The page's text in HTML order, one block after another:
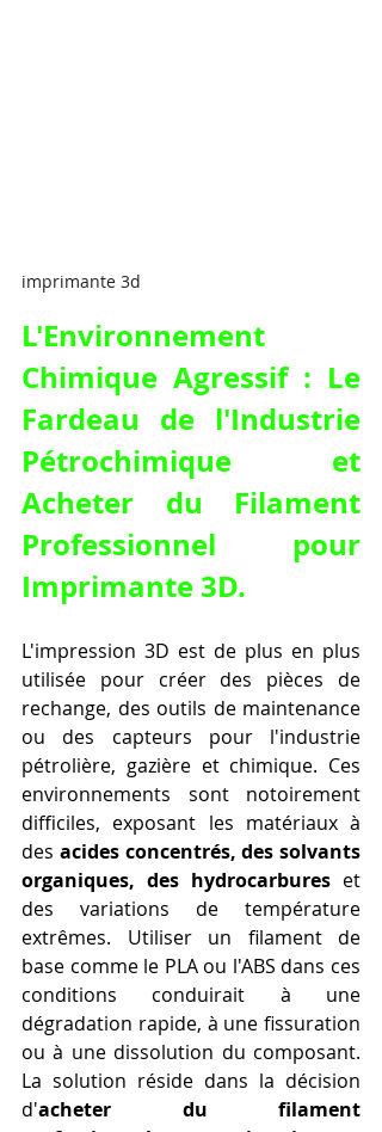
imprimante 3d
L'Environnement
Chimique Agressif : Le
Fardeau de l'Industrie
Pétrochimique et
Acheter du Filament
Professionnel pour
Imprimante 3D.
L'impression 3D est de plus en plus
utilisée pour créer des pièces de
rechange, des outils de maintenance
ou des capteurs pour l'industrie
pétrolière, gazière et chimique. Ces
environnements sont notoirement
difficiles, exposant les matériaux à
des acides concentrés, des solvants
organiques, des hydrocarbures et
des variations de température
extrêmes. Utiliser un filament de
base comme le PLA ou l'ABS dans ces
conditions conduirait à une
dégradation rapide, à une fissuration
ou à une dissolution du composant.
La solution réside dans la décision
d'acheter du filament